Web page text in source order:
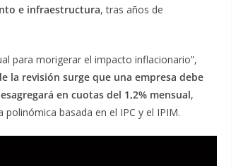
e infraestructura, tras años de
para morigerar el impacto inflacionario”,
la revisión surge que una empresa debe
en cuotas del 1,2% mensual,
basada en el IPC y el IPIM.